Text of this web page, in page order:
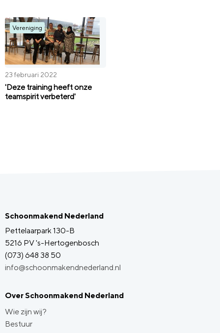
Vereniging
23 februari 2022
'Deze training heeft onze
teamspirit verbeterd'
Schoonmakend Nederland
Pettelaarpark 130-B
5216 PV 's-Hertogenbosch
(073) 648 38 50
info@schoonmakendnederland.nl
Over Schoonmakend Nederland
Wie zijn wij?
Bestuur